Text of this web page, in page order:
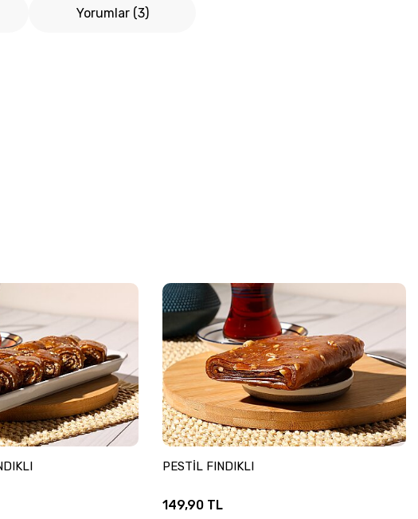
Yorumlar (3)
PESTİL FINDIKLI
149,90 TL